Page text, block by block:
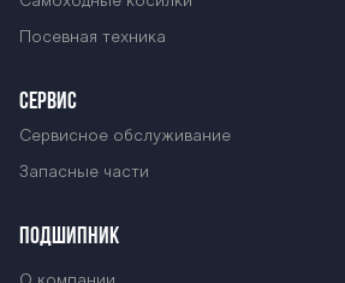
254К
BTZ-254К
Посевная техника
СЕРВИС
Сервисное обслуживание
Запасные части
ПОДШИПНИК